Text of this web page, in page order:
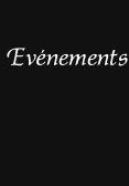
Evénements